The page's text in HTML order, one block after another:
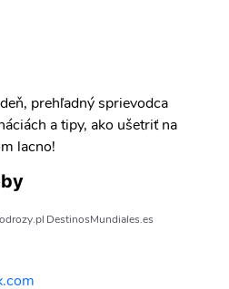
prehľadný sprievodca
a tipy, ako ušetriť na
lacno!
DestinosMundiales.es